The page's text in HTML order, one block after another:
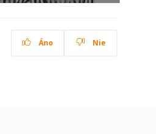
Áno Nie